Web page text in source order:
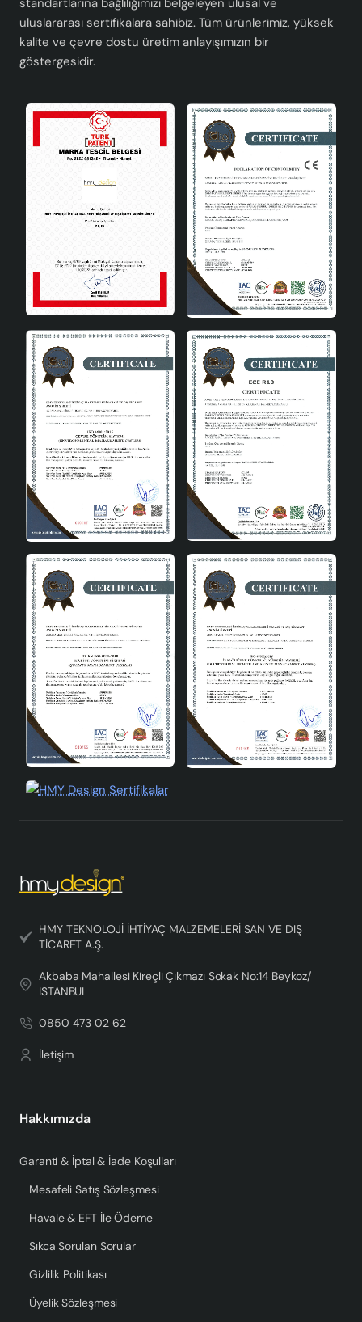
bir dokunuş sunar.
Geniş Kullanım Alanı: 40 x 60 cm boyutlarındaki
avize, geniş alanlarda etkili bir aydınlatma sağlar.
Oturma odası, salon, yatak odası gibi alanlar için
Kolay Montaj: Ürün, kolay montaj imkanı sunar.
Kurulum aşamasında herhangi bir zorluk yaşamadan
hızlıca monte edilebilir.
Enerji Tasarrufu: E27 ampul tipi ile enerji tasarrufu
sağlar. Ekonomik ve çevre dostu bir aydınlatma
çözümü sunar.
Trivela Handmade Tekli Sarkıt
Avize ile Tarzınızı Yansıtın
Trivela Handmade Tekli Sarkıt Avize, sadece bir aydınlatma
ürünü değil, aynı zamanda bir tarz ifadesidir. Modern ve
şık tasarımı ile yaşam alanlarınızda fark yaratır. El yapımı
detayları sayesinde benzersiz ve özel bir ürün olan
Trivela, evinizin her köşesinde dikkat çekici bir görünüm
sunar.Bu avize, geniş kullanım alanı sayesinde oturma
odası, salon, yatak odası gibi pek çok alanda kullanılabilir.
Modern dekorasyon tarzıyla uyumlu olan Trivela, aynı
zamanda klasik ve retro tarzlarla da mükemmel bir uyum
sağlar. Hem fonksiyonel hem de estetik açıdan tatmin
edici olan bu ürün, yaşam alanlarınızda aydınlatma
ihtiyacınızı karşılarken, dekoratif bir unsur olarak da fark
yaratır.Trivela Handmade Tekli Sarkıt Avize, kaliteli
malzemeleri ve el yapımı detayları ile uzun ömürlü bir
kullanım sunar. Enerji tasarrufu sağlayan ampul tipi ile
çevre dostu bir aydınlatma çözümü sunarken, ekonomik
açıdan da kullanıcılarını memnun eder.Eğer siz de yaşam
alanlarınızda modern ve şık bir aydınlatma çözümü
arıyorsanız, Trivela Handmade Tekli Sarkıt Avize tam size
göre. Kolay montajı, geniş kullanım alanı ve benzersiz
tasarımı ile bu avize, evinizin vazgeçilmez bir parçası
olacak. Trivela ile tarzınızı yansıtın ve yaşam alanlarınızı
aydınlatın.
standartlarına bağlılığımızı belgeleyen ulusal ve
uluslararası sertifikalara sahibiz. Tüm ürünlerimiz, yüksek
kalite ve çevre dostu üretim anlayışımızın bir
göstergesidir.
HMY TEKNOLOJİ İHTİYAÇ MALZEMELERİ SAN VE DIŞ
TİCARET A.Ş.
Akbaba Mahallesi Kireçli Çıkmazı Sokak No:14 Beykoz/
İSTANBUL
0850 473 02 62
İletişim
Hakkımızda
Garanti & İptal & İade Koşulları
Mesafeli Satış Sözleşmesi
Havale & EFT İle Ödeme
Sıkca Sorulan Sorular
Gizlilik Politikası
Üyelik Sözleşmesi